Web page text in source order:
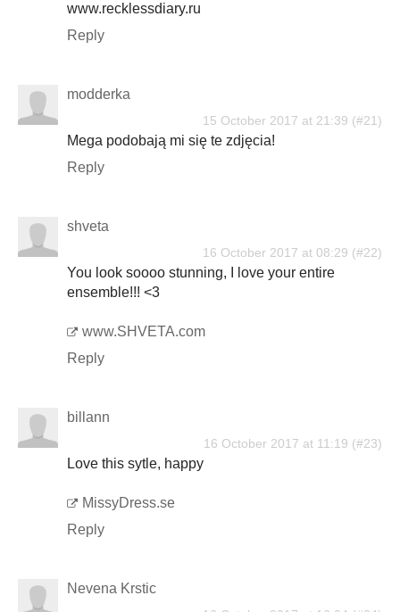
www.recklessdiary.ru
Reply
modderka
15 October 2017 at 21:39
Mega podobają mi się te zdjęcia!
Reply
shveta
16 October 2017 at 08:29
You look soooo stunning, I love your entire
ensemble!!! <3
www.SHVETA.com
Reply
billann
16 October 2017 at 11:19
Love this sytle, happy
MissyDress.se
Reply
Nevena Krstic